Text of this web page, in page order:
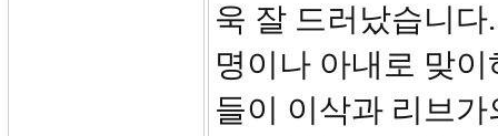
욱 잘 드러났습니
명이나 아내로 맞
들이 이삭과 리브